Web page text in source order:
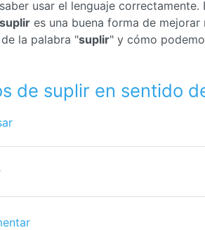
usar el lenguaje
suplir es una buena forma de
la palabra "suplir" y cómo
de suplir en sentido